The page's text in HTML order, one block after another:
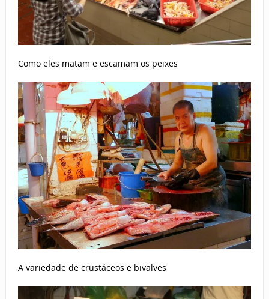
Como eles matam e escamam os peixes
A variedade de crustáceos e bivalves